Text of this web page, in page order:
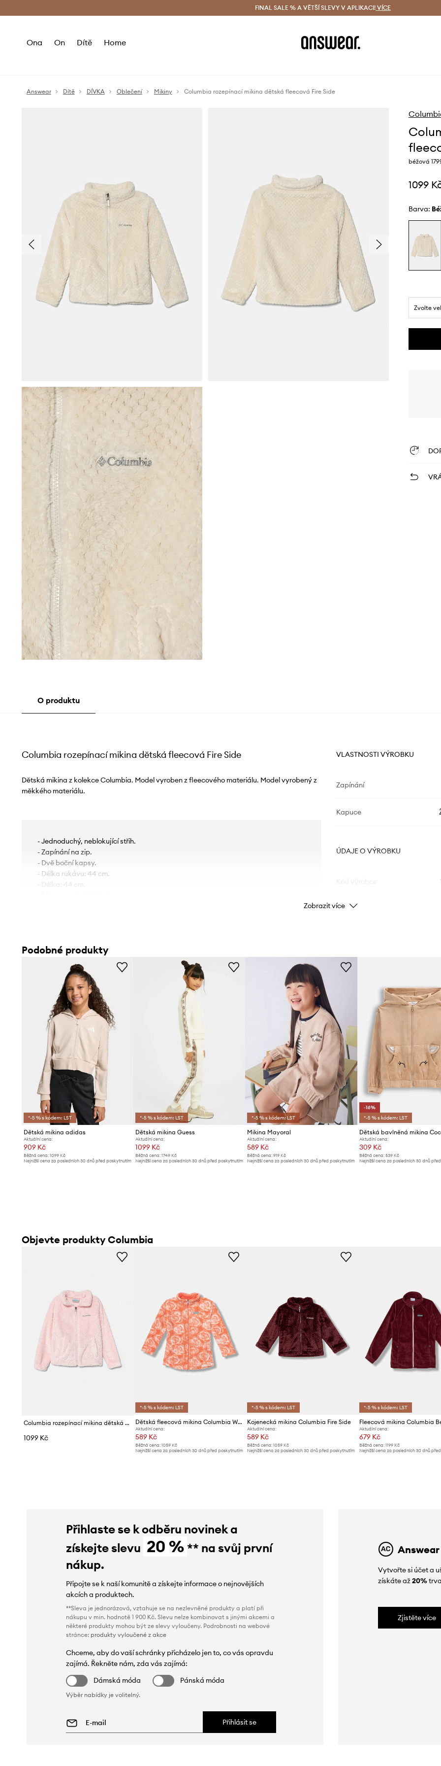
Doručení a vrácení zdarma (od 1800 Kč) Doručení i do 24 h
FINAL SALE % A VĚTŠÍ SLEVY V APLIKACI! VÍCE
Ona On Dítě Home
Answear Dítě DÍVKA Oblečení Mikiny Columbia rozepínací mikina dětská fleecová Fire Side
béžová
1099
Barva:
Zvolte
O produktu
Columbia rozepínací mikina dětská fleecová Fire Side
Dětská mikina z kolekce Columbia. Model vyroben z fleecového materiálu. Model vyrobený z
měkkého materiálu.
- Jednoduchý, neblokující střih.
- Zapínání na zip.
- Dvě boční kapsy.
- Délka rukávu: 44 cm.
- Délka: 44 cm.
VLASTNOSTI VÝROBKU
Zapínání
Kapuce
ÚDAJE O VÝROBKU
Barva výrobce
Značka
Zobrazit více
Podobné produkty
*-5 % s kódem: LST
Dětská mikina adidas
Aktuální cena:
909 Kč
Běžná cena: 1099 Kč
Nejnižší cena za posledních 30 dnů před poskytnutím
*-5 % s kódem: LST
Dětská mikina Guess
Aktuální cena:
1099 Kč
Běžná cena:1749 Kč
Nejnižší cena za posledních 30 dnů před poskytnutím
*-5 % s kódem: LST
Mikina Mayoral
Aktuální cena:
589 Kč
Běžná cena: 919 Kč
Nejnižší cena za posledních 30 dnů před poskytnutím
-16%
*-5 % s kódem: LST
Dětská bavlněná mikina
Aktuální cena:
309 Kč
Běžná cena: 539 Kč
Nejnižší cena za posledních 30 dnů
Objevte produkty Columbia
Columbia rozepínací mikina dětská fleecová Fire Side
1099 Kč
*-5 % s kódem: LST
Dětská fleecová mikina Columbia West Bend
Aktuální cena:
589 Kč
Běžná cena:1059 Kč
Nejnižší cena za posledních 30 dnů před poskytnutím
*-5 % s kódem: LST
Kojenecká mikina Columbia Fire Side
Aktuální cena:
589 Kč
Běžná cena: 1059 Kč
Nejnižší cena za posledních 30 dnů před poskytnutím
*-5 % s kódem: LST
Aktuální cena:
679 Kč
Běžná cena: 1199 Kč
Nejnižší cena za posledních 30 dnů
Přihlaste se k odběru novinek a
získejte slevu 20 % ** na svůj první
nákup.
Připojte se k naší komunitě a získejte informace o nejnovějších
akcích a produktech.
**Sleva je jednorázová, vztahuje se na nezlevněné produkty a platí při
nákupu v min. hodnotě 1 900 Kč. Slevu nelze kombinovat s jinými akcemi a
některé produkty mohou být ze slevy vyloučeny. Podrobnosti na webové
stránce: produkty vyloučené z akce
Chceme, aby do vaší schránky přicházelo jen to, co vás opravdu
zajímá. Řekněte nám, zda vás zajímá:
Dámská móda
Pánská móda
Výběr nabídky je volitelný.
Přihlásit se
Vytvořte si účet a
získáte až20%
Zjistěte více